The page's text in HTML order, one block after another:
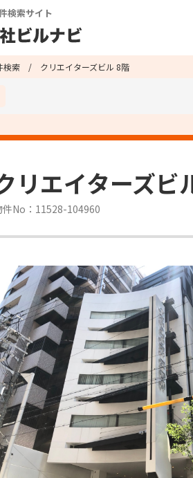
検索サイト
検索 クリエイターズビル 8階
リエイターズビ
件No：11528-104960